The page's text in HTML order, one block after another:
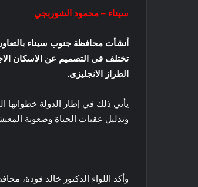
سيناء – محمود الشوربجي
أنشأت محافظة جنوب سيناء
تختلف فى التصميم عن الاسكان
الطراز الانجليزى.
يأتي ذلك في إطار الدولة خطواتها
وتذليل عقبات الحياة وصعوبة
وأكد اللواء الدكتور خالد فودة،